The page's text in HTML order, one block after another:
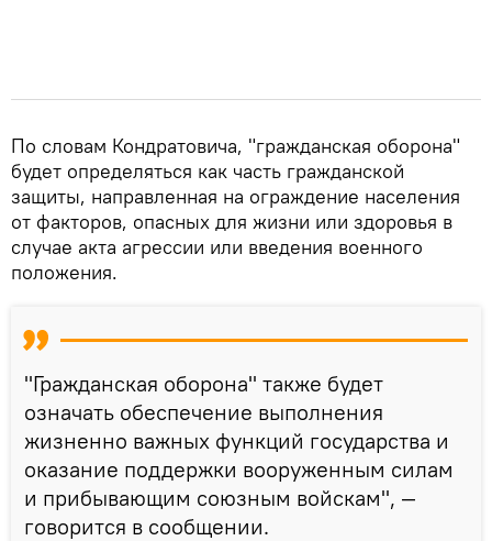
По словам Кондратовича, "гражданская оборона"
будет определяться как часть гражданской
защиты, направленная на ограждение населения
от факторов, опасных для жизни или здоровья в
случае акта агрессии или введения военного
положения.
"Гражданская оборона" также будет
означать обеспечение выполнения
жизненно важных функций государства и
оказание поддержки вооруженным силам
и прибывающим союзным войскам", —
говорится в сообщении.